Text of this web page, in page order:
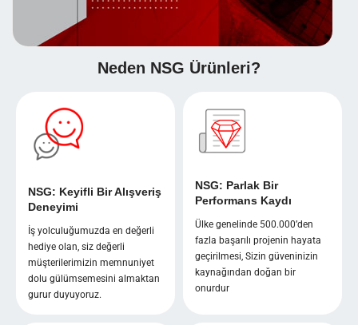
Neden NSG Ürünleri?
NSG: Keyifli Bir Alışveriş
Deneyimi
İş yolculuğumuzda en değerli
hediye olan, siz değerli
müşterilerimizin memnuniyet
dolu gülümsemesini almaktan
gurur duyuyoruz.
NSG: Parlak Bir
Performans Kaydı
Ülke genelinde 500.000’den
fazla başarılı projenin hayata
geçirilmesi, Sizin güveninizin
kaynağından doğan bir
onurdur